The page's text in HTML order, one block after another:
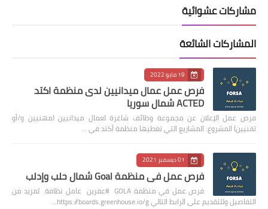
مشاركات عشوائية
المشاركات الشائعة
19 مايو 2022
فرص عمل عمال ميدانيين لدى منظمة اكتد
ACTED شمال سوريا
فرص عمل الإعلان عن مجموعة وظائف شاغرة لعمال ميدانيين (مهنيين و/أو
تقنيين) المشروع: المشاريع التي تغطيها منظمة أكتد في …
01 ديسمبر 2021
فرص عمل في منظمة Goal شمال حلب وإدلب
فرص عمل في منظمة GOLA #عفرين عامل نظافة لمزيد من
التفاصيل وللتقديم على الرابط التالي https://boards.greenhouse.io/g…